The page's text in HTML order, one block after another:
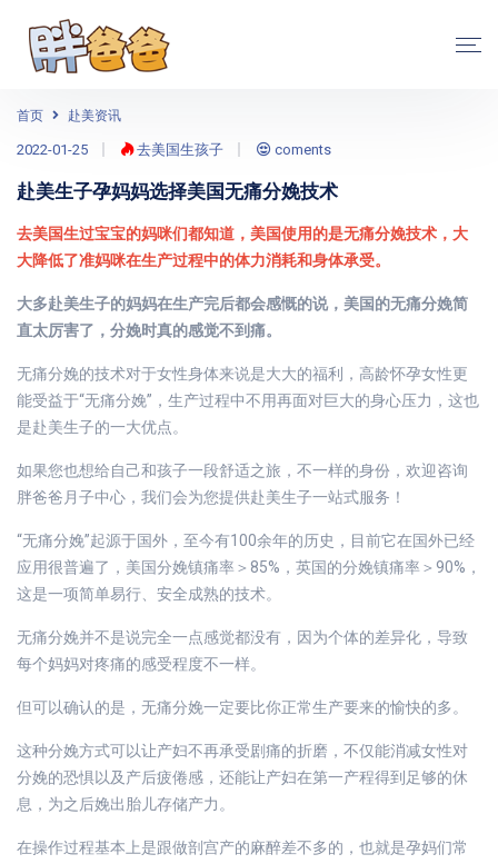
首页 赴美资讯
2022-01-25 去美国生孩子 coments
赴美生子孕妈妈选择美国无痛分娩技术
去美国生过宝宝的妈咪们都知道，美国使用的是无痛分娩技术，大
大降低了准妈咪在生产过程中的体力消耗和身体承受。
大多赴美生子的妈妈在生产完后都会感慨的说，美国的无痛分娩简
直太厉害了，分娩时真的感觉不到痛。
无痛分娩的技术对于女性身体来说是大大的福利，高龄怀孕女性更
能受益于“无痛分娩”，生产过程中不用再面对巨大的身心压力，这也
是赴美生子的一大优点。
如果您也想给自己和孩子一段舒适之旅，不一样的身份，欢迎咨询
胖爸爸月子中心，我们会为您提供赴美生子一站式服务！
“无痛分娩”起源于国外，至今有100余年的历史，目前它在国外已经
应用很普遍了，美国分娩镇痛率＞85%，英国的分娩镇痛率＞90%，
这是一项简单易行、安全成熟的技术。
无痛分娩并不是说完全一点感觉都没有，因为个体的差异化，导致
每个妈妈对疼痛的感受程度不一样。
但可以确认的是，无痛分娩一定要比你正常生产要来的愉快的多。
这种分娩方式可以让产妇不再承受剧痛的折磨，不仅能消减女性对
分娩的恐惧以及产后疲倦感，还能让产妇在第一产程得到足够的休
息，为之后娩出胎儿存储产力。
在操作过程基本上是跟做剖宫产的麻醉差不多的，也就是孕妈们常